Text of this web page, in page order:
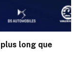
long que